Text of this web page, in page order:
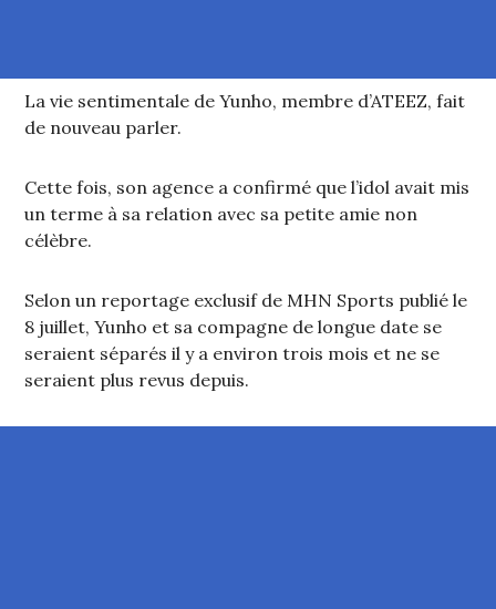
La vie sentimentale de Yunho, membre d’ATEEZ, fait
de nouveau parler.
Cette fois, son agence a confirmé que l’idol avait mis
un terme à sa relation avec sa petite amie non
célèbre.
Selon un reportage exclusif de MHN Sports publié le
8 juillet, Yunho et sa compagne de longue date se
seraient séparés il y a environ trois mois et ne se
seraient plus revus depuis.